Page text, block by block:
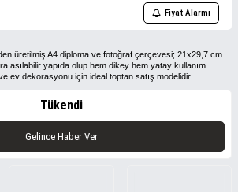
Fiyat Alarmı
üretilmiş A4 diploma ve fotoğraf çerçevesi; 21x29,7 cm
asılabilir yapıda olup hem dikey hem yatay kullanım
ev dekorasyonu için ideal toptan satış modelidir.
Tükendi
Gelince Haber Ver